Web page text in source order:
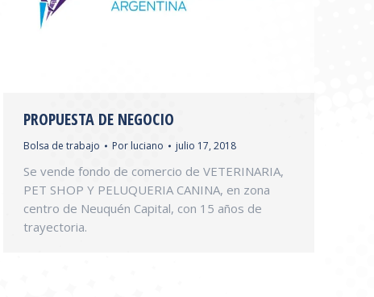
PROPUESTA DE NEGOCIO
Bolsa de trabajo Por luciano julio 17, 2018
Se vende fondo de comercio de VETERINARIA,
PET SHOP Y PELUQUERIA CANINA, en zona
centro de Neuquén Capital, con 15 años de
trayectoria.